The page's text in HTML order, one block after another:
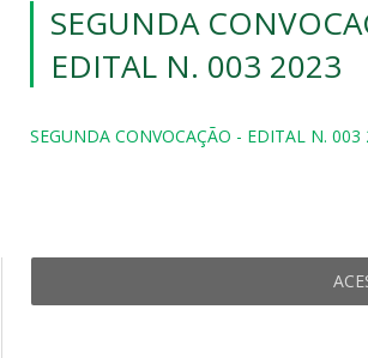
SEGUNDA
EDITAL N. 003 2023
SEGUNDA CONVOCAÇÃO - EDITAL N. 003